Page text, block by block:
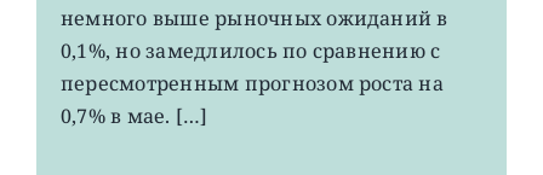
до
0,2%
немного выше рыночных ожиданий в
0,1%, но замедлилось по сравнению с
пересмотренным прогнозом роста на
0,7% в мае. […]